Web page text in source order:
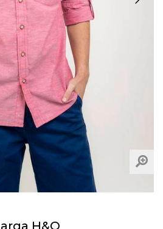
H&O